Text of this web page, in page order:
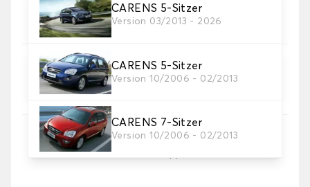
CARENS 5-Sitzer
Version 03/2013 - 2026
CARENS 5-Sitzer
Version 10/2006 - 02/2013
CARENS 7-Sitzer
Version 10/2006 - 02/2013
2. Material
Wählen Sie das Material Ihres Autofussmatten
3. Set-Auswahl
Wählen Sie die Anzahl der Automatten, die Sie
benötigen.
4. Teppichfarbe
Wählen Sie die Farbe Ihres Teppichs Auto.